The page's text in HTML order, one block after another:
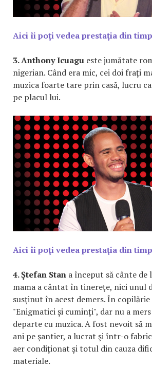
Aici îi poţi vedea prestaţia din
3. Anthony Icuagu este jumătate
nigerian. Când era mic, cei doi fraţi
muzica foarte tare prin casă, lucru
pe placul lui.
Aici îi poţi vedea prestaţia din
4. Ştefan Stan a început să cânte de
mama a cântat în tinereţe, nici unul
susţinut în acest demers. În
"Enigmatici şi cuminţi", dar nu a
departe cu muzica. A fost nevoit să
ani pe şantier, a lucrat şi într-o
aer condiţionat şi totul din cauza
materiale.